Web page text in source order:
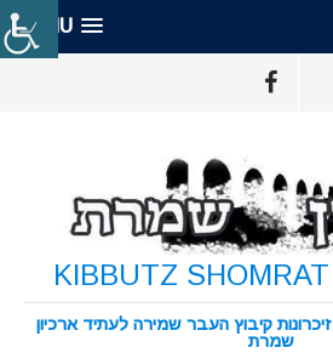
MENU
ARCHION SHOMRAT זיכרונות קיבוץ העבר שמירה לעתיד ארכיון
שמרת